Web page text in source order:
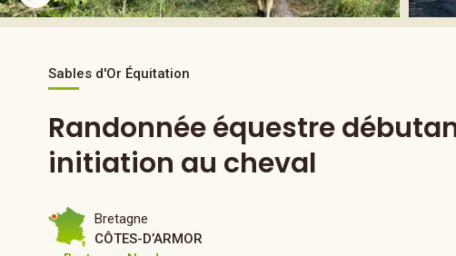
Sables d'Or Équitation
Randonnée équestre
initiation au cheval
Bretagne
CÔTES-D’ARMOR